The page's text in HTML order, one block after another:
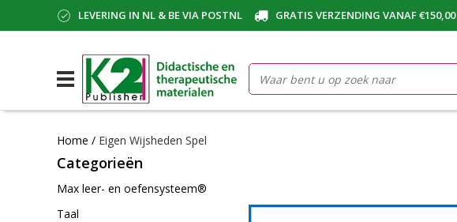
LEVERING IN NL & BE VIA POSTNL GRATIS VERZENDING VANAF €150,00
Home / Eigen Wijsheden Spel
Categorieën
Max leer- en oefensysteem®
Taal